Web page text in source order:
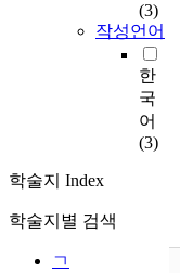
(3)
작성언어
한
국
어
(3)
학술지 Index
학술지별 검색
ㄱ